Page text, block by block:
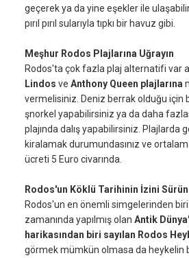
geçerek ya da yine eşekler ile
pırıl pırıl sularıyla tıpkı bir havuz gibi.
Meşhur Rodos Plajlarına Uğrayın
Rodos'ta çok fazla plaj alternatifi var
Lindos ve Anthony Queen plajlarına
vermelisiniz. Deniz berrak olduğu için
şnorkel yapabilirsiniz ya da daha
plajında dalış yapabilirsiniz. Plajlarda
kiralamak durumundasınız ve
ücreti 5 Euro civarında.
Rodos'un Köklü Tarihinin İzini Sürün
Rodos'un en önemli simgelerinden biri
zamanında yapılmış olan Antik
harikasından biri sayılan Rodos
görmek mümkün olmasa da heykelin